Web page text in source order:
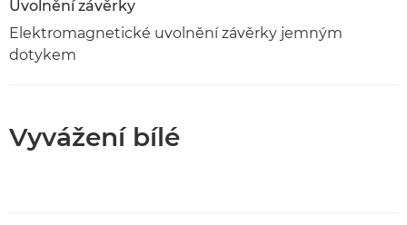
Uvolnění závěrky
Elektromagnetické uvolnění závěrky jemným
dotykem
Vyvážení bílé